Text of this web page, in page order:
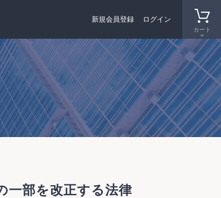
カート
新規会員登録 ログイン
一部を改正する法律